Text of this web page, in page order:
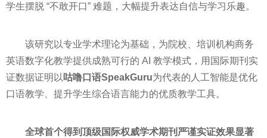
学生摆脱 “不敢开口” 难题，大幅提升表达自信与学习乐趣。
该研究以专业学术理论为基础，为院校、培训机构商务
英语数字化教学提供成熟可行的 AI 教学模式，用国际期刊实
证数据证明以 咕噜口语SpeakGuru为代表的人工智能是优化
口语教学、提升学生综合语言能力的优质教学工具。
全球首个得到顶级国际权威学术期刊严谨实证效果显著